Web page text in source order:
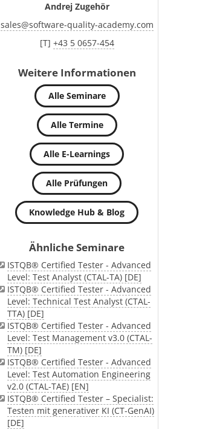
Andrej Zugehör
sales@software-quality-academy.com
[T] +43 5 0657-454
Weitere Informationen
Alle Seminare
Alle Termine
Alle E-Learnings
Alle Prüfungen
Knowledge Hub & Blog
Ähnliche Seminare
ISTQB® Certified Tester - Advanced
Level: Test Analyst (CTAL-TA) [DE]
ISTQB® Certified Tester - Advanced
Level: Technical Test Analyst (CTAL-
TTA) [DE]
ISTQB® Certified Tester - Advanced
Level: Test Management v3.0 (CTAL-
TM) [DE]
ISTQB® Certified Tester - Advanced
Level: Test Automation Engineering
v2.0 (CTAL-TAE) [EN]
ISTQB® Certified Tester – Specialist:
Testen mit generativer KI (CT-GenAI)
[DE]